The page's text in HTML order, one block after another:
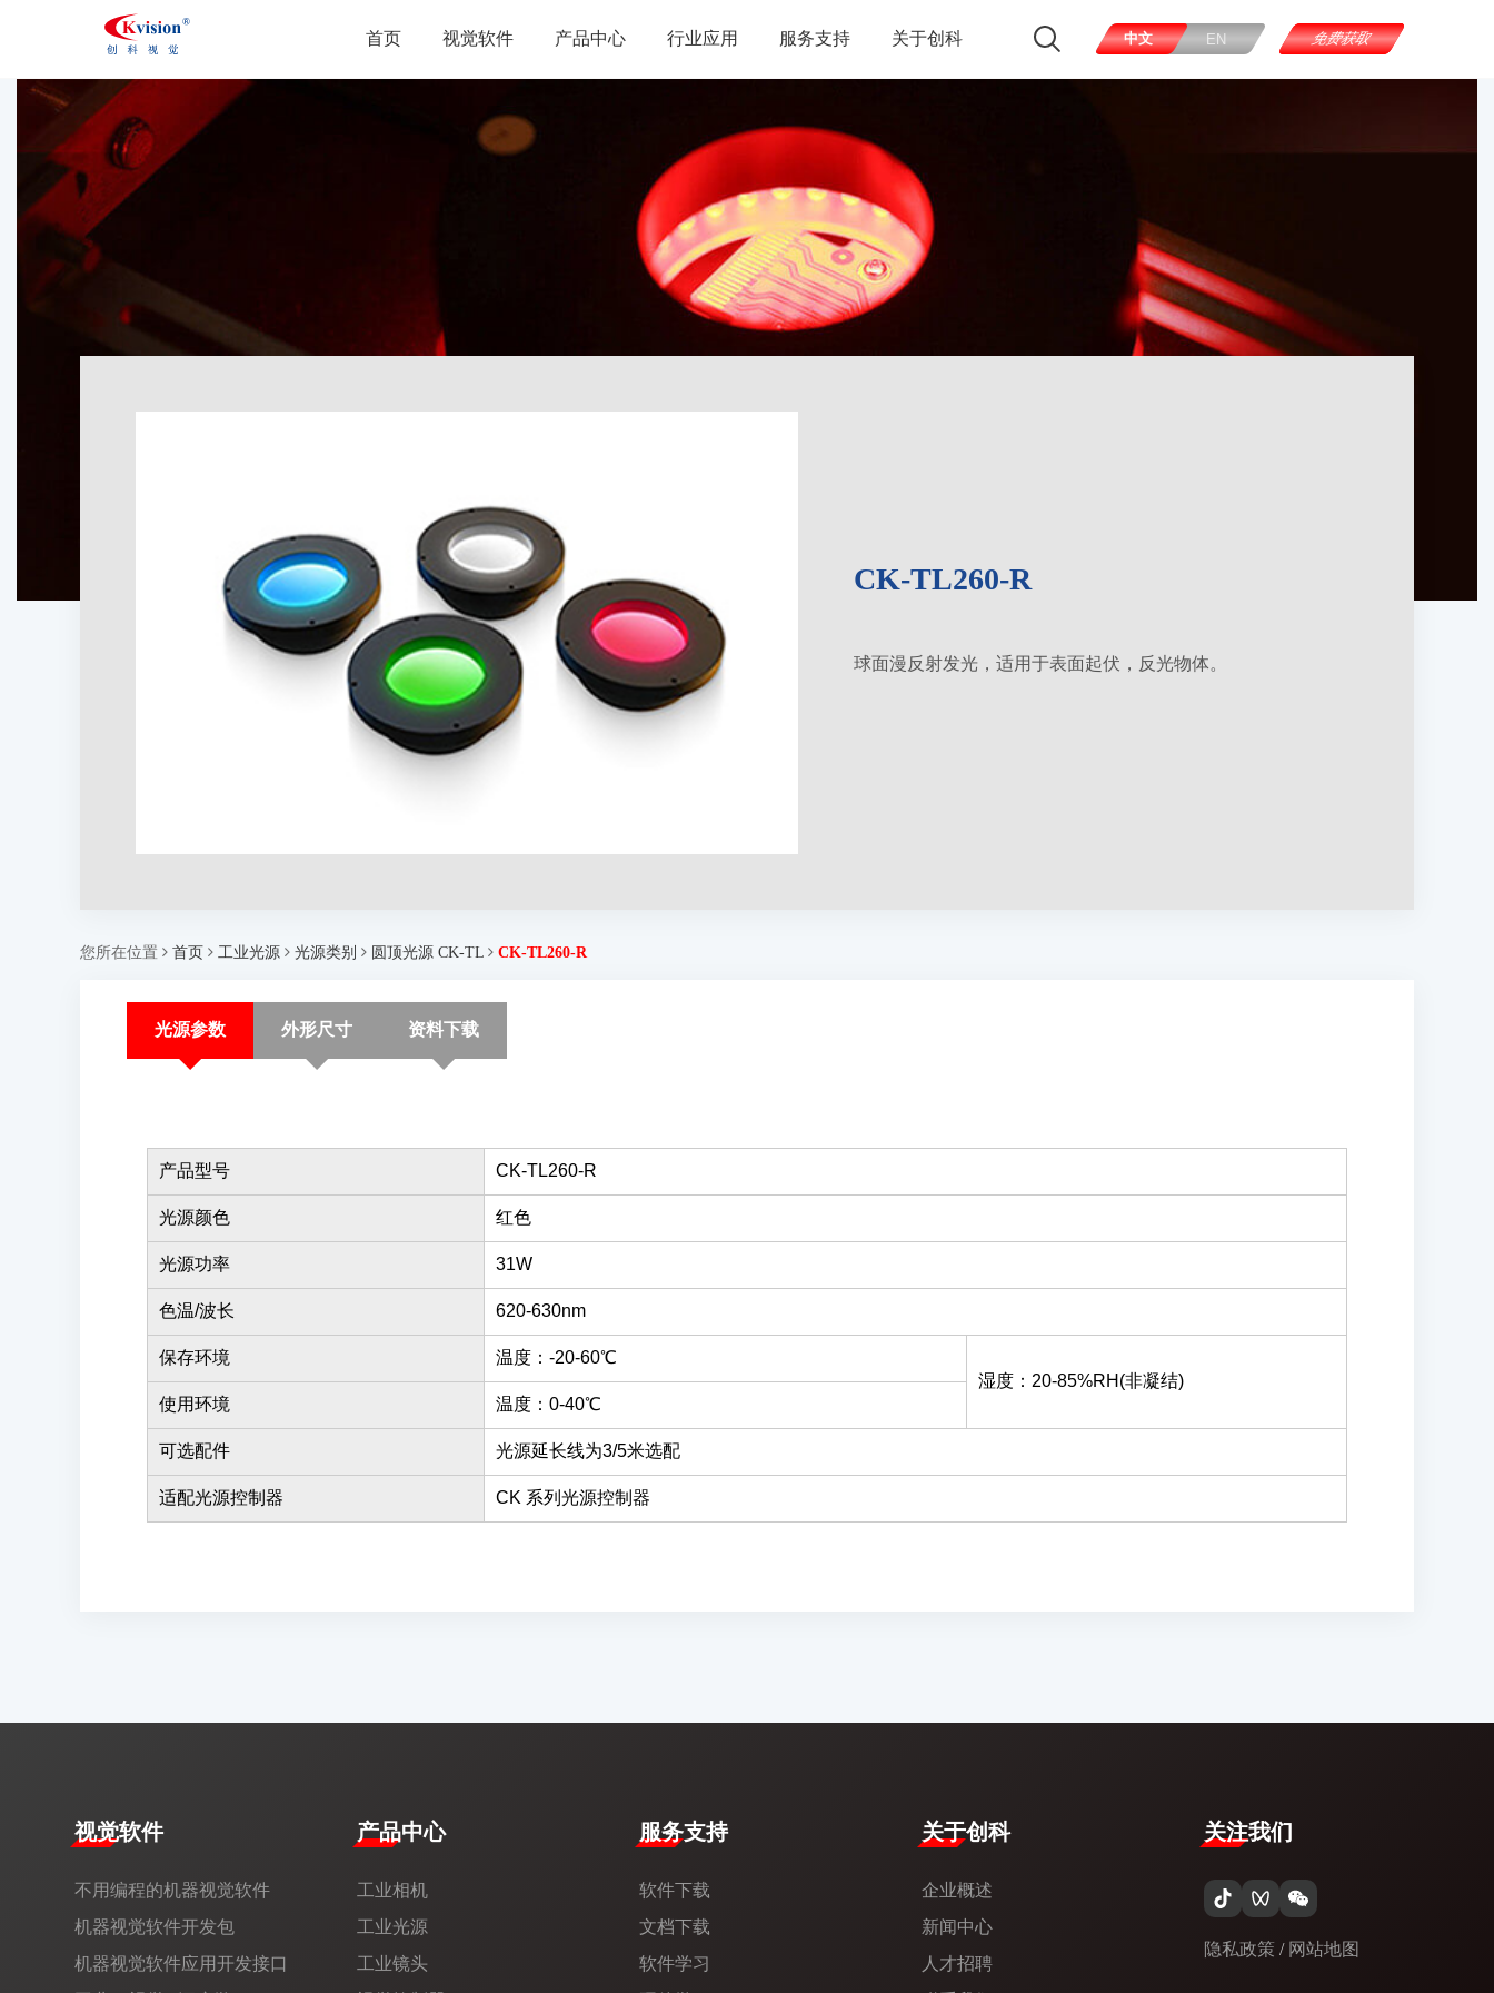
首页 视觉软件 产品中心 行业应用 服务支持 关于创科 中文 EN 免费获取
CK-TL260-R
球面漫反射发光，适用于表面起伏，反光物体。
您所在位置 首页 工业光源 光源类别 圆顶光源 CK-TL CK-TL260-R
光源参数 外形尺寸 资料下载
产品型号 CK-TL260-R
光源颜色 红色
光源功率 31W
色温/波长 620-630nm
保存环境
温度：-20-60℃
湿度：20-85%RH(非凝结)
使用环境
温度：0-40℃
可选配件 光源延长线为3/5米选配
适配光源控制器 CK 系列光源控制器
视觉软件
不用编程的机器视觉软件
机器视觉软件开发包
机器视觉软件应用开发接口
产品中心
工业相机
工业光源
工业镜头
服务支持
软件下载
文档下载
软件学习
​关于创科​
企业概述
新闻中心​
人才招聘
关注我们
隐私政策 / 网站地图